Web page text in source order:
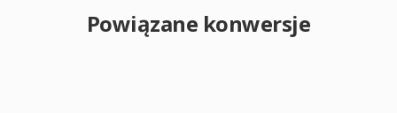
Powiązane konwersje